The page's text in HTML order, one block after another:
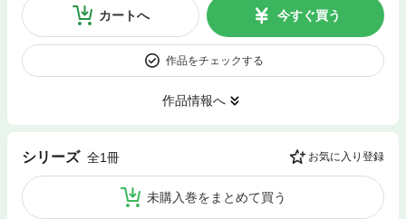
カートへ 今すぐ買う
作品をチェックする
作品情報へ
シリーズ 全1冊 お気に入り登録
未購入巻をまとめて買う